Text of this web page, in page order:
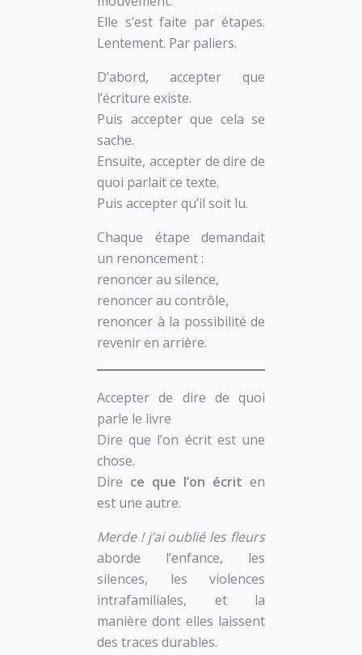
Elle s’est faite par étapes.
Lentement. Par paliers.
D’abord, accepter que
l’écriture existe.
Puis accepter que cela se
sache.
Ensuite, accepter de dire de
quoi parlait ce texte.
Puis accepter qu’il soit lu.
Chaque étape demandait
un renoncement :
renoncer au silence,
renoncer au contrôle,
renoncer à la possibilité de
revenir en arrière.
Accepter de dire de quoi
parle le livre
Dire que l’on écrit est une
chose.
Dire ce que l’on écrit en
est une autre.
Merde ! j’ai oublié les fleurs
aborde l’enfance, les
silences, les violences
intrafamiliales, et la
manière dont elles laissent
des traces durables.